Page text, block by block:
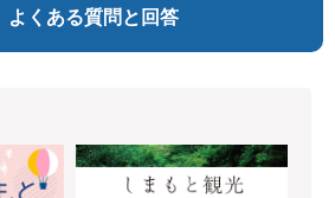
よくある質問と回答